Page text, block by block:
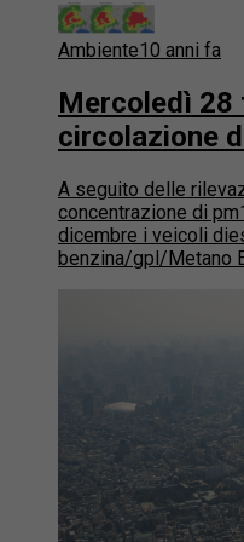
Ambiente10 anni fa
Mercoledì 28
circolazione
A seguito delle
concentrazione di
dicembre i veicoli
benzina/gpl/Metano